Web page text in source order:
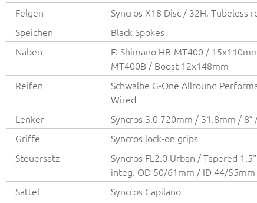
Felgen
Syncros X18 Disc / 32H, Tubeless
Speichen
Black Spokes
Naben
F: Shimano HB-MT400 /
MT400B / Boost 12x148mm
Reifen
Schwalbe G-One Allround
Wired
Lenker
Syncros 3.0 720mm / 31.8mm / 8°
Griffe
Syncros lock-on grips
Steuersatz
Syncros FL2.0 Urban / Tapered
integ. OD 50/61mm / ID 44/55mm
Sattel
Syncros Capilano